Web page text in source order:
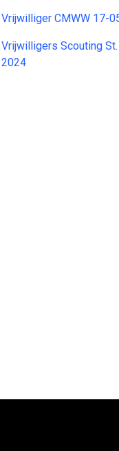
Vrijwilliger CMWW 17-
Vrijwilligers Scouting
2024